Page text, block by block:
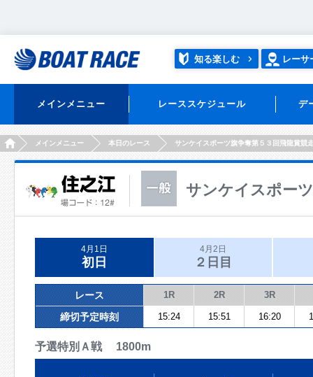
知る楽しむ レーサ
メインメニュー レーススケジュール デ
HOMEメインメニュー 本日のレース サンケイスポーツ旗争奪第５３回飛龍賞競
サンケイスポー
4月1日
初日
4月2日
２日目
レース 1R 2R 3R
締切予定時刻 15:24 15:51 16:20
予選特別Ａ戦 1800m